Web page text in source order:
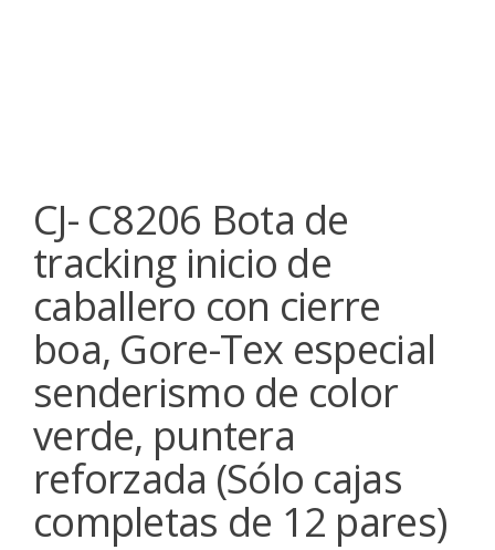
CJ- C8206 Bota de
tracking inicio de
caballero con cierre
boa, Gore-Tex especial
senderismo de color
verde, puntera
reforzada (Sólo cajas
completas de 12 pares)